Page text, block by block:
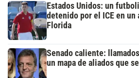
Estados Unidos: un
detenido por el ICE en un
Florida
Senado caliente:
un mapa de aliados que